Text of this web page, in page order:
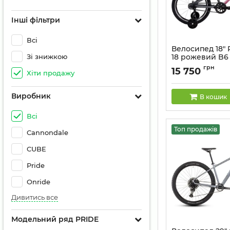
Інші фільтри
Всі
Зі знижкою
Хіти продажу
Виробник
Всі
Cannondale
CUBE
Pride
Onride
Дивитись все
Модельний ряд PRIDE
Велосипед 18"
18 рожевий B6
Артикул: SKE-01-43
15 750 грн
В кошик
Топ продажів